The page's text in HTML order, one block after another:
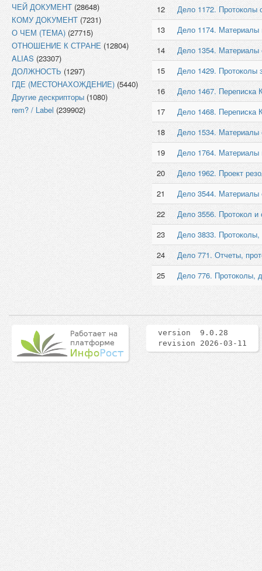
ЧЕЙ ДОКУМЕНТ (28648)
КОМУ ДОКУМЕНТ (7231)
О ЧЕМ (ТЕМА) (27715)
ОТНОШЕНИЕ К СТРАНЕ (12804)
ALIAS (23307)
ДОЛЖНОСТЬ (1297)
ГДЕ (МЕСТОНАХОЖДЕНИЕ) (5440)
Другие дескрипторы (1080)
rem? / Label (239902)
12
Дело 1172. Протоколы
13
Дело 1174. Материалы
14
Дело 1354. Материалы
15
Дело 1429. Протоколы
16
Дело 1467. Переписка
17
Дело 1468. Переписка
18
Дело 1534. Материалы
19
Дело 1764. Материалы
20
Дело 1962. Проект
21
Дело 3544. Материалы
22
Дело 3556. Протокол
23
Дело 3833.
24
Дело 771. Отчеты,
25
Дело 776. Протоколы,
version 9.0.28
revision 2026-03-11